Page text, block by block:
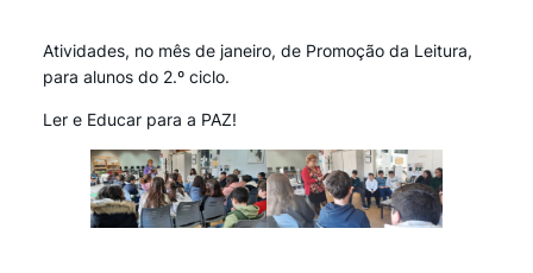
Atividades, no mês de janeiro, de Promoção da Leitura,
para alunos do 2.º ciclo.
Ler e Educar para a PAZ!